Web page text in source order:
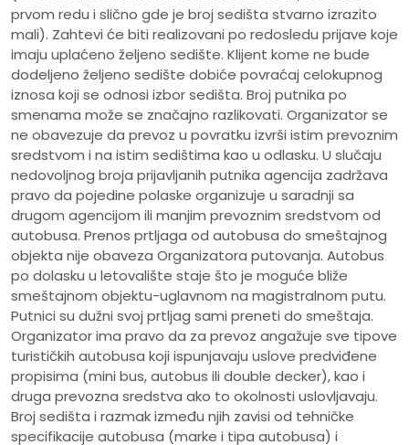
prvom redu i slično gde je broj sedišta stvarno izrazito
mali). Zahtevi će biti realizovani po redosledu prijave koje
imaju uplaćeno željeno sedište. Klijent kome ne bude
dodeljeno željeno sedište dobiće povraćaj celokupnog
iznosa koji se odnosi izbor sedišta. Broj putnika po
smenama može se značajno razlikovati. Organizator se
ne obavezuje da prevoz u povratku izvrši istim prevoznim
sredstvom i na istim sedištima kao u odlasku. U slučaju
nedovoljnog broja prijavljanih putnika agencija zadržava
pravo da pojedine polaske organizuje u saradnji sa
drugom agencijom ili manjim prevoznim sredstvom od
autobusa. Prenos prtljaga od autobusa do smeštajnog
objekta nije obaveza Organizatora putovanja. Autobus
po dolasku u letovalište staje što je moguće bliže
smeštajnom objektu-uglavnom na magistralnom putu.
Putnici su dužni svoj prtljag sami preneti do smeštaja.
Organizator ima pravo da za prevoz angažuje sve tipove
turističkih autobusa koji ispunjavaju uslove predviđene
propisima (mini bus, autobus ili double decker), kao i
druga prevozna sredstva ako to okolnosti uslovljavaju.
Broj sedišta i razmak između njih zavisi od tehničke
specifikacije autobusa (marke i tipa autobusa) i